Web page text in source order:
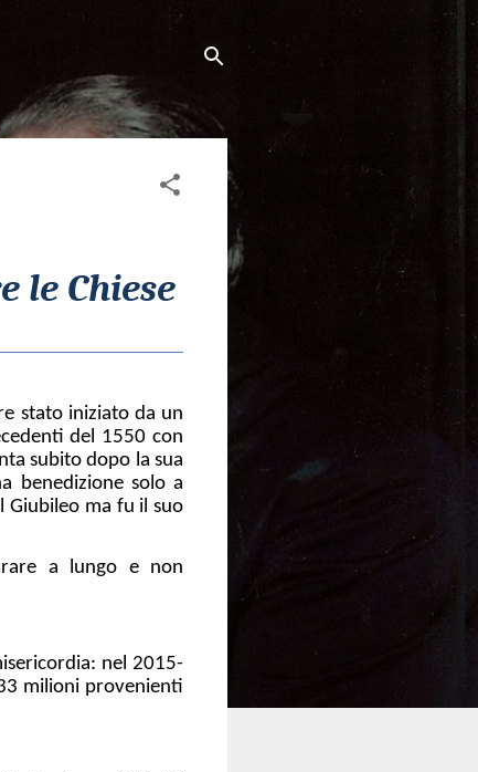
le Chiese
stato iniziato da un
del 1550 con
subito dopo la sua
benedizione solo a
Giubileo ma fu il suo
a lungo e non
nel 2015-
milioni provenienti